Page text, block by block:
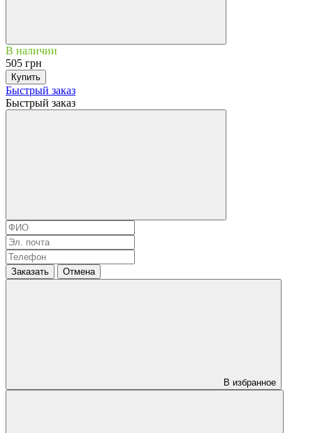
В наличии
505 грн
Купить
Быстрый заказ
Быстрый заказ
Заказать Отмена
В избранное